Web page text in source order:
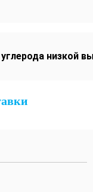
низкой